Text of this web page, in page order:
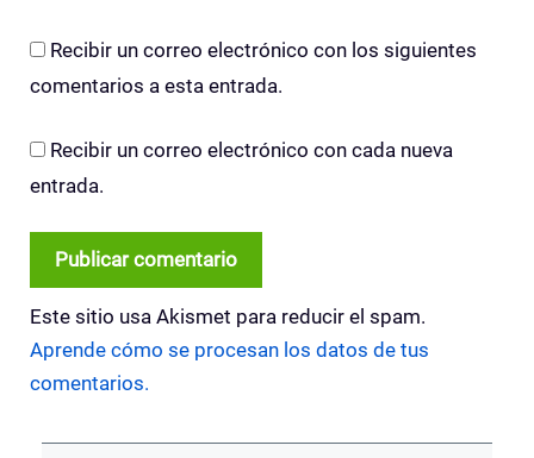
Recibir un correo electrónico con los siguientes
comentarios a esta entrada.
Recibir un correo electrónico con cada nueva
entrada.
Este sitio usa Akismet para reducir el spam.
Aprende cómo se procesan los datos de tus
comentarios.